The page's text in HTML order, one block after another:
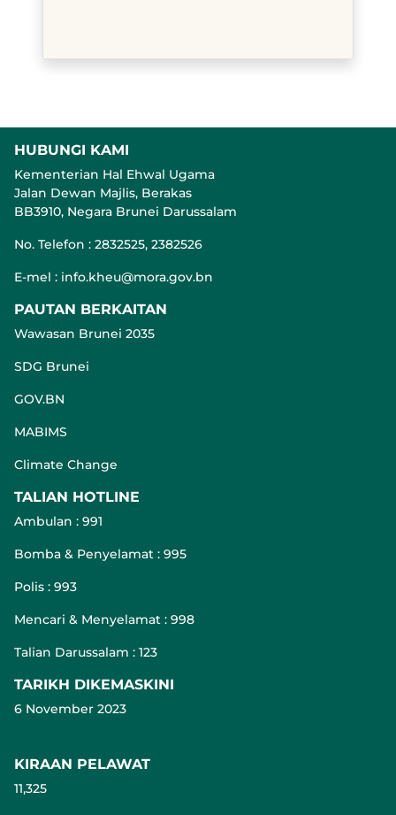
HUBUNGI KAMI
Kementerian Hal Ehwal Ugama
Jalan Dewan Majlis, Berakas
BB3910, Negara Brunei Darussalam
No. Telefon : 2832525, 2382526
E-mel : info.kheu@mora.gov.bn
PAUTAN BERKAITAN
Wawasan Brunei 2035
SDG Brunei
GOV.BN
MABIMS
Climate Change
TALIAN HOTLINE
Ambulan : 991
Bomba & Penyelamat : 995
Polis : 993
Mencari & Menyelamat : 998
Talian Darussalam : 123
TARIKH DIKEMASKINI
6 November 2023
KIRAAN PELAWAT
11,325